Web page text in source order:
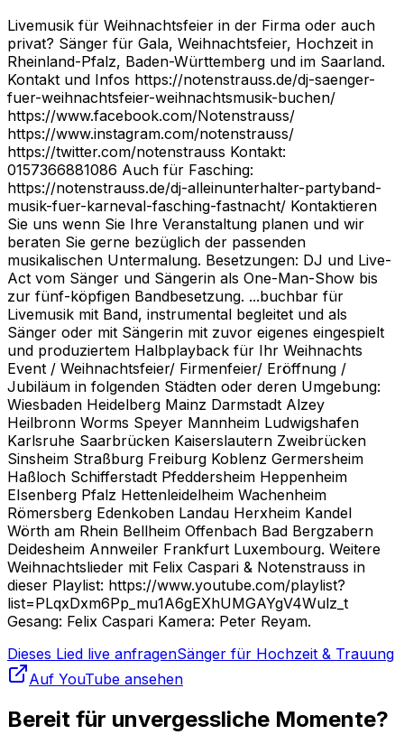
Livemusik für Weihnachtsfeier in der Firma oder auch
privat? Sänger für Gala, Weihnachtsfeier, Hochzeit in
Rheinland-Pfalz, Baden-Württemberg und im Saarland.
Kontakt und Infos https://notenstrauss.de/dj-saenger-
fuer-weihnachtsfeier-weihnachtsmusik-buchen/
https://www.facebook.com/Notenstrauss/
https://www.instagram.com/notenstrauss/
https://twitter.com/notenstrauss Kontakt:
0157366881086 Auch für Fasching:
https://notenstrauss.de/dj-alleinunterhalter-partyband-
musik-fuer-karneval-fasching-fastnacht/ Kontaktieren
Sie uns wenn Sie Ihre Veranstaltung planen und wir
beraten Sie gerne bezüglich der passenden
musikalischen Untermalung. Besetzungen: DJ und Live-
Act vom Sänger und Sängerin als One-Man-Show bis
zur fünf-köpfigen Bandbesetzung. ...buchbar für
Livemusik mit Band, instrumental begleitet und als
Sänger oder mit Sängerin mit zuvor eigenes eingespielt
und produziertem Halbplayback für Ihr Weihnachts
Event / Weihnachtsfeier/ Firmenfeier/ Eröffnung /
Jubiläum in folgenden Städten oder deren Umgebung:
Wiesbaden Heidelberg Mainz Darmstadt Alzey
Heilbronn Worms Speyer Mannheim Ludwigshafen
Karlsruhe Saarbrücken Kaiserslautern Zweibrücken
Sinsheim Straßburg Freiburg Koblenz Germersheim
Haßloch Schifferstadt Pfeddersheim Heppenheim
EIsenberg Pfalz Hettenleidelheim Wachenheim
Römersberg Edenkoben Landau Herxheim Kandel
Wörth am Rhein Bellheim Offenbach Bad Bergzabern
Deidesheim Annweiler Frankfurt Luxembourg. Weitere
Weihnachtslieder mit Felix Caspari & Notenstrauss in
dieser Playlist: https://www.youtube.com/playlist?
list=PLqxDxm6Pp_mu1A6gEXhUMGAYgV4Wulz_t
Gesang: Felix Caspari Kamera: Peter Reyam.
Dieses Lied live anfragenSänger für Hochzeit & Trauung
Auf YouTube ansehen
Bereit für unvergessliche Momente?